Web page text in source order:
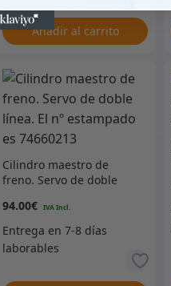
Añadir al carrito
Cilindro maestro de
freno. Servo de doble
74660213
94.00€